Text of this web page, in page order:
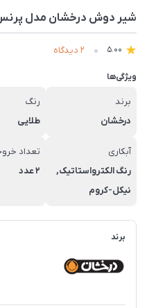
شیر دوش درخشان مدل
5.00 2 دیدگاه
ویژگی‌ها
برند
درخشان
رنگ
طلایی
آبکاری
رنگ الکترواستاتیک,
نیکل-کروم
تعداد
2 عدد
برند